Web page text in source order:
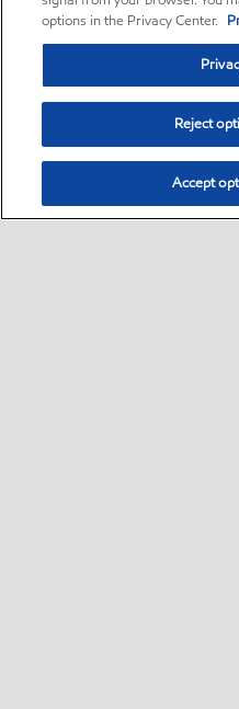
options in the Privacy Center.
Reject
Accept